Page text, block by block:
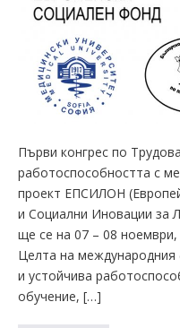
Първи конгрес по
работоспособността с
проект ЕПСИЛОН
и Социални Иновации за
ще се на 07 – 08
Целта на международния
и устойчива
обучение, […]